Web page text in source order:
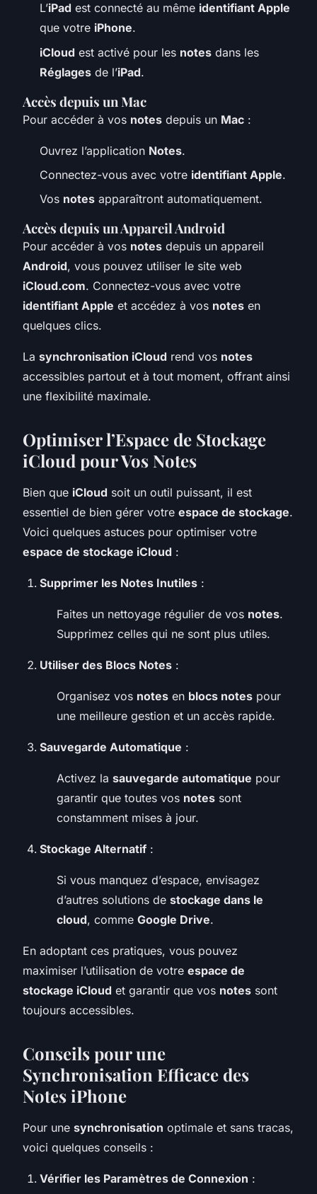
L’iPad est connecté au même identifiant Apple
que votre iPhone.
iCloud est activé pour les notes dans les
Réglages de l’iPad.
Accès depuis un Mac
Pour accéder à vos notes depuis un Mac :
Ouvrez l’application Notes.
Connectez-vous avec votre identifiant Apple.
Vos notes apparaîtront automatiquement.
Accès depuis un Appareil Android
Pour accéder à vos notes depuis un appareil
Android, vous pouvez utiliser le site web
iCloud.com. Connectez-vous avec votre
identifiant Apple et accédez à vos notes en
quelques clics.
La synchronisation iCloud rend vos notes
accessibles partout et à tout moment, offrant ainsi
une flexibilité maximale.
Optimiser l’Espace de Stockage
iCloud pour Vos Notes
Bien que iCloud soit un outil puissant, il est
essentiel de bien gérer votre espace de stockage.
Voici quelques astuces pour optimiser votre
espace de stockage iCloud :
Supprimer les Notes Inutiles :
Faites un nettoyage régulier de vos notes.
Supprimez celles qui ne sont plus utiles.
Utiliser des Blocs Notes :
Organisez vos notes en blocs notes pour
une meilleure gestion et un accès rapide.
Sauvegarde Automatique :
Activez la sauvegarde automatique pour
garantir que toutes vos notes sont
constamment mises à jour.
Stockage Alternatif :
Si vous manquez d’espace, envisagez
d’autres solutions de stockage dans le
cloud, comme Google Drive.
En adoptant ces pratiques, vous pouvez
maximiser l’utilisation de votre espace de
stockage iCloud et garantir que vos notes sont
toujours accessibles.
Conseils pour une
Synchronisation Efficace des
Notes iPhone
Pour une synchronisation optimale et sans tracas,
voici quelques conseils :
Vérifier les Paramètres de Connexion :